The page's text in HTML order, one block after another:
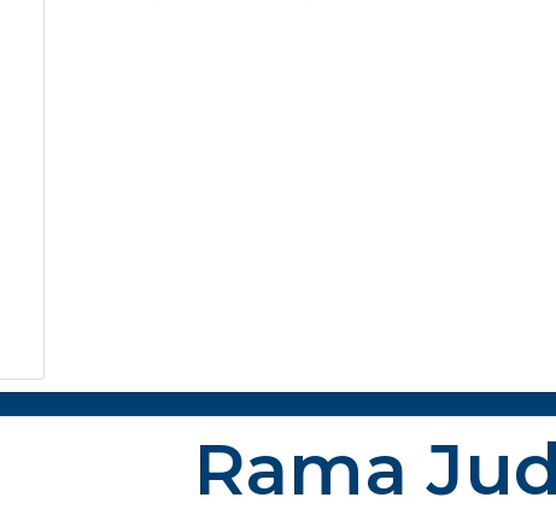
Rama